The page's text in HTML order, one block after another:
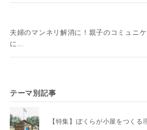
夫婦のマンネリ解消に！親子のコミュニ
に...
テーマ別記事
【特集】ぼくらが小屋をつくる